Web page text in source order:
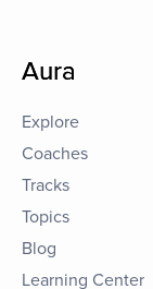
Aura
Explore
Coaches
Tracks
Topics
Blog
Learning Center